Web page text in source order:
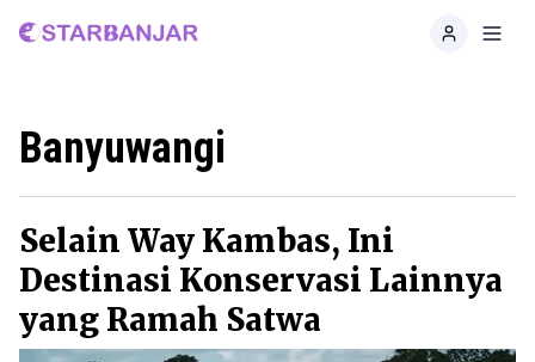
Home
Banyuwangi
Selain Way Kambas, Ini
Destinasi Konservasi Lainnya
yang Ramah Satwa